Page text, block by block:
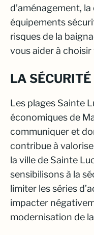
d’aménagement, la
équipements
risques de la
vous aider à
LA
Les plages Sainte
économiques de
communiquer et
contribue à
la ville de Sainte
sensibilisons à la
limiter les séries
impacter
modernisation de